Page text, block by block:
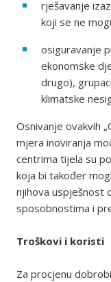
rješavanje
koji se ne
osiguravanje
ekonomske
drugo),
klimatske
Osnivanje ovakvih
mjera inoviranja
centrima tijela su
koja bi također
njihova uspješnost
sposobnostima i
Troškovi i koristi
Za procjenu